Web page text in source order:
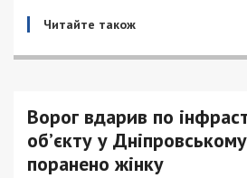
Читайте також
Ворог вдарив по
об’єкту у
поранено жінку